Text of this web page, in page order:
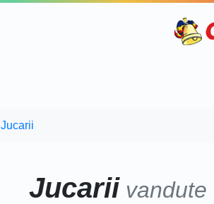
Jucarii
Jucarii